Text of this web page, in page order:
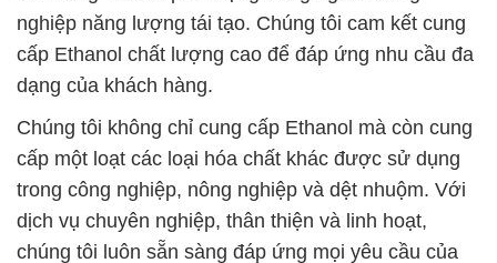
cấp một loạt các loại hóa chất khác được sử dụng
trong công nghiệp, nông nghiệp và dệt nhuộm. Với
dịch vụ chuyên nghiệp, thân thiện và linh hoạt,
chúng tôi luôn sẵn sàng đáp ứng mọi yêu cầu của
khách hàng, từ việc cung cấp thông tin sản phẩm
đến việc vận chuyển và hỗ trợ kỹ thuật.
Chúng tôi có mạng lưới phân phối rộng khắp cả
nước, đảm bảo rằng việc cung ứng hóa chất luôn